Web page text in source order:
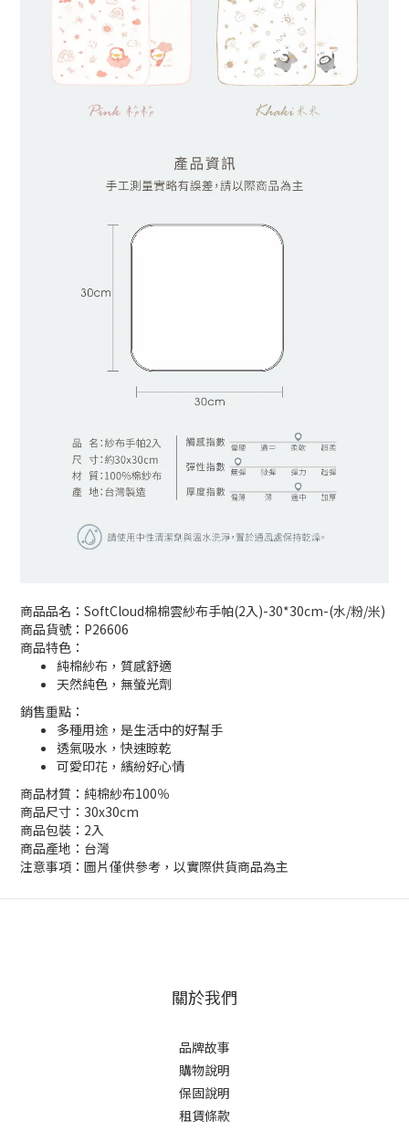
商品品名：SoftCloud棉棉雲紗布手帕(2入)-30*30cm-(水/粉/米)
商品貨號：P26606
商品特色：
純棉紗布，質感舒適
天然純色，無螢光劑
銷售重點：
多種用途，是生活中的好幫手
透氣吸水，快速晾乾
可愛印花，繽紛好心情
商品材質：純棉紗布100％
商品尺寸：30x30cm
商品包裝：2入
商品產地：台灣
注意事項：圖片僅供參考，以實際供貨商品為主
關於我們
品牌故事
購物說明
保固說明
租賃條款